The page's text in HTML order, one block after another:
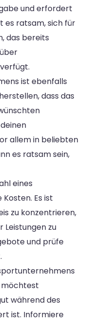
und erfordert
es ratsam, sich für
das bereits
ist ebenfalls
dass das
allem in beliebten
es ratsam sein,
eines
Es ist
zu konzentrieren,
Leistungen zu
und prüfe
möchtest
während des
ist. Informiere